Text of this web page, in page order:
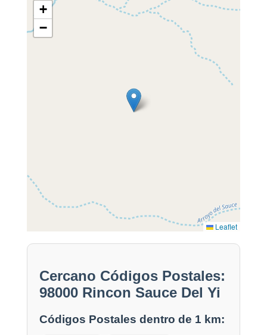
+
−
Leaflet
Cercano Códigos Postales:
98000 Rincon Sauce Del Yi
Códigos Postales dentro de 1 km: